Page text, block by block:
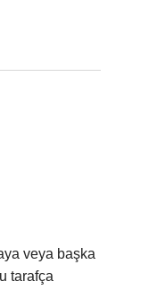
veya başka
tarafça